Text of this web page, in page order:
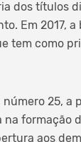
dos títulos
Em 2017,
tem como
número 25,
formação
aos